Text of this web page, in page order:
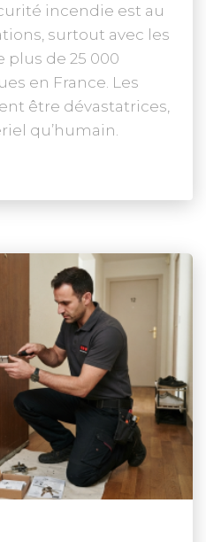
incendie est au
surtout avec les
plus de 25 000
en France. Les
être dévastatrices,
qu’humain.